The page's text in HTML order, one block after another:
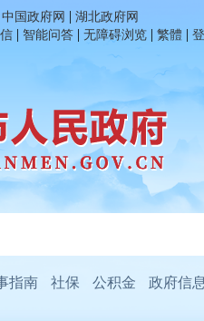
中国政府网 | 湖北政府网
| 智能问答 | 无障碍浏览 | 繁體 |
指南 社保 公积金 政府信